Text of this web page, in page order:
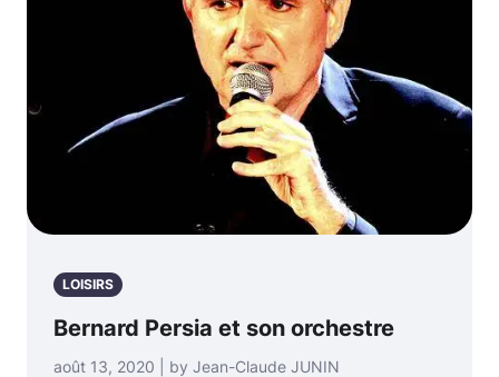
LOISIRS
Bernard Persia et son orchestre
août 13, 2020 | by Jean-Claude JUNIN